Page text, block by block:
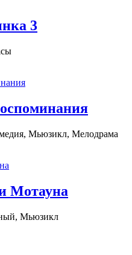
3
Мьюзикл, Мелодрама
Мотауна
Мьюзикл